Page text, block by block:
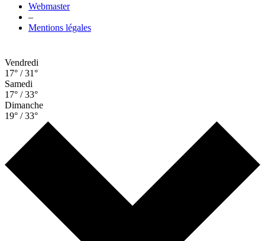
Webmaster
–
Mentions légales
Vendredi
17° / 31°
Samedi
17° / 33°
Dimanche
19° / 33°